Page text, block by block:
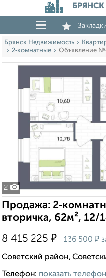
Закладки
Брянск Недвижимость
2‑комнатные
Объявление
2
Продажа:
вторичка, 62м², 12/
8 415 225 ₽ 136 500 ₽
Советский район,
Телефон: показать телефон